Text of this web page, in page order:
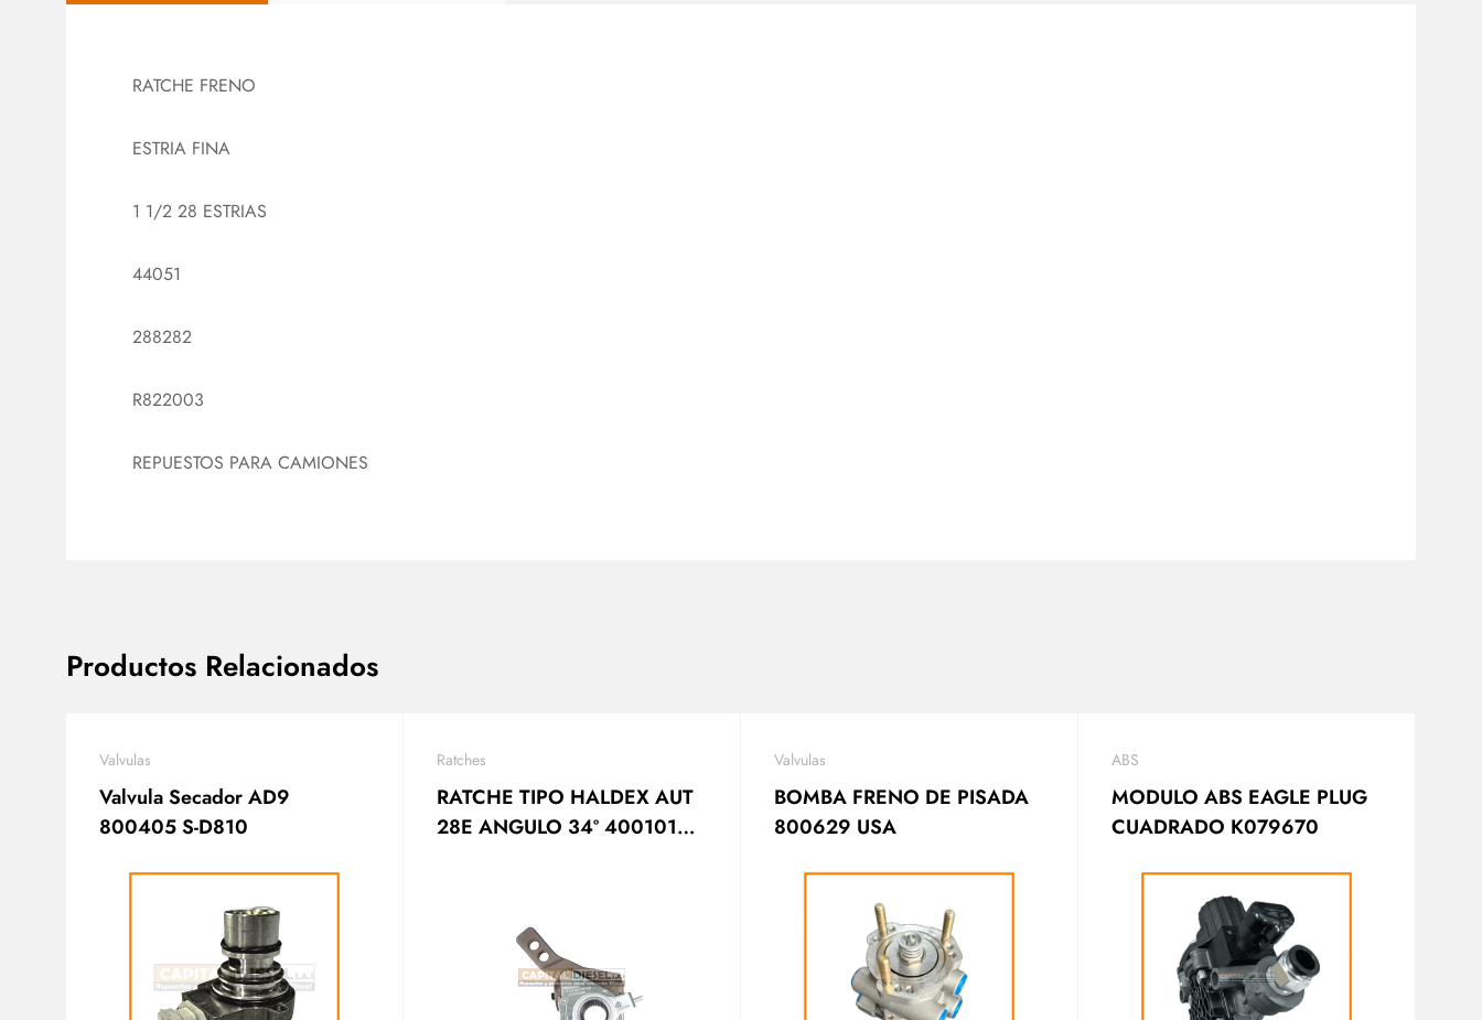
RATCHE FRENO
ESTRIA FINA
1 1/2 28 ESTRIAS
44051
288282
R822003
REPUESTOS PARA CAMIONES
Productos Relacionados
Valvulas
Valvula Secador AD9
800405 S-D810
Ratches
RATCHE TIPO HALDEX AUT
28E ANGULO 34º 40010140
Valvulas
BOMBA FRENO DE PISADA
800629 USA
ABS
MODULO ABS EAGLE PLUG
CUADRADO K079670